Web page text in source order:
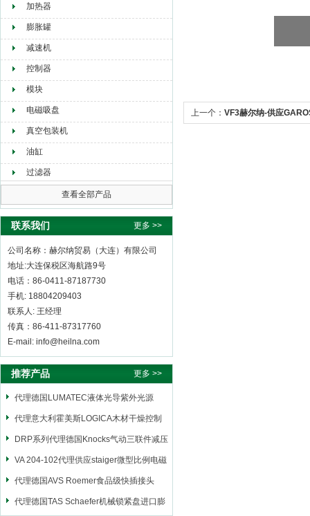
加热器
膨胀罐
减速机
控制器
模块
电磁吸盘
真空包装机
油缸
过滤器
查看全部产品
联系我们 更多 >>
公司名称：赫尔纳贸易（大连）有限公司
地址:大连保税区海航路9号
电话：86-0411-87187730
手机: 18804209403
联系人: 王经理
传真：86-411-87317760
E-mail: info@heilna.com
推荐产品 更多 >>
代理德国LUMATEC液体光导紫外光源
代理意大利霍美斯LOGICA木材干燥控制
仪
DRP系列代理德国Knocks气动三联件减压
阀
VA 204-102代理供应staiger微型比例电磁
阀
代理德国AVS Roemer食品级快插接头
代理德国TAS Schaefer机械锁紧盘进口膨
上一个： VF3赫尔纳-供应